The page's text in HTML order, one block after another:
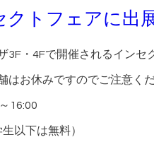
クトフェアに出
3F・4Fで開催されるインセ
はお休みですのでご注意くだ
16:00
以下は無料）